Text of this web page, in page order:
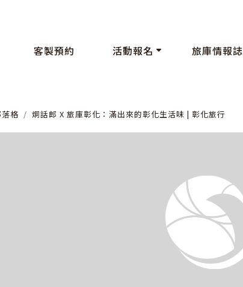
客製預約 活動報名 旅庫情報誌
格 炯話郎 X 旅庫彰化：滿出來的彰化生活味 | 彰化旅行